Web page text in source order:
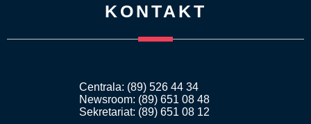
KONTAKT
Centrala: (89) 526 44 34
Newsroom: (89) 651 08 48
Sekretariat: (89) 651 08 12